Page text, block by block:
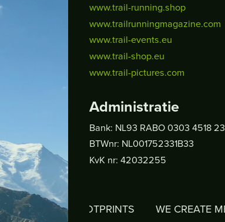
www.trail-running.shop
www.trailrunningmagazine.com
www.trail-events.eu
www.trail-shop.eu
www.trail-pictures.com
Administratie
Bank: NL93 RABO 0303 4518 23
BTWnr: NL001752331B33
KvK nr: 42032255
FOOTPRINTS WE CREATE MEMORIES